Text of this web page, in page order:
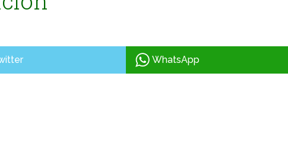
WhatsApp